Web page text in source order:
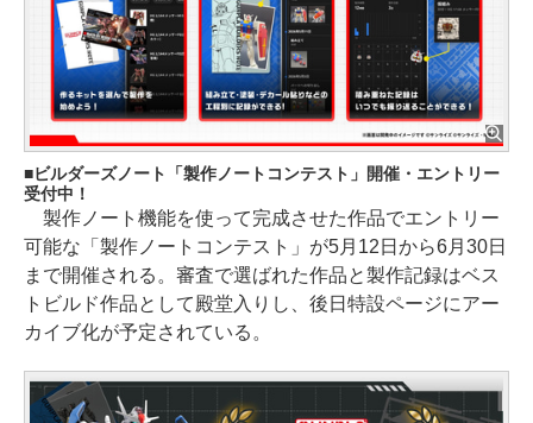
ビルダーズノート「製作ノートコンテスト」開催・エントリー
受付中！
製作ノート機能を使って完成させた作品でエントリー
可能な「製作ノートコンテスト」が5月12日から6月30日
まで開催される。審査で選ばれた作品と製作記録はベス
トビルド作品として殿堂入りし、後日特設ページにアー
カイブ化が予定されている。